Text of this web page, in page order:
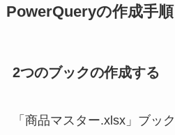
PowerQueryの作成手順
2つのブックの作成する
「商品マスター.xlsx」ブッ